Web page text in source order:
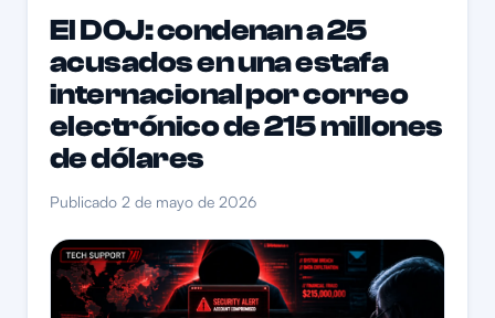
El DOJ: condenan a 25
acusados en una estafa
internacional por correo
electrónico de 215 millones
de dólares
Publicado 2 de mayo de 2026